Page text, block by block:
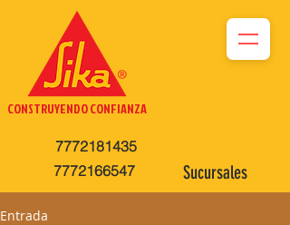
CONSTRUYENDO CONFIANZA
Sucursales
7772181435
7772166547
Entrada